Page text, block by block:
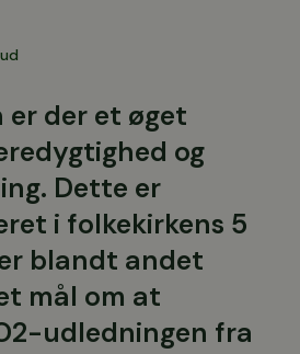
er der et øget
og
Dette er
i folkekirkens 5
blandt andet
mål om at
udledningen fra